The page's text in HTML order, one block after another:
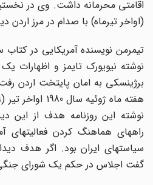
(اواخر تیرماه) با صدام در مرز اردن
تیمرمن نویسنده آمریکایی در کتاب
نوشته نیویورک تایمز و اظهارات یک
برژینسکی به امان پایتخت اردن
نوشته این روزنامه هدف از این
راههای هماهنگ کردن فعالیتهای
سیاستهای ایران بود. اگر هدف
گفت اجلاس در حکم یک شورای جنگی